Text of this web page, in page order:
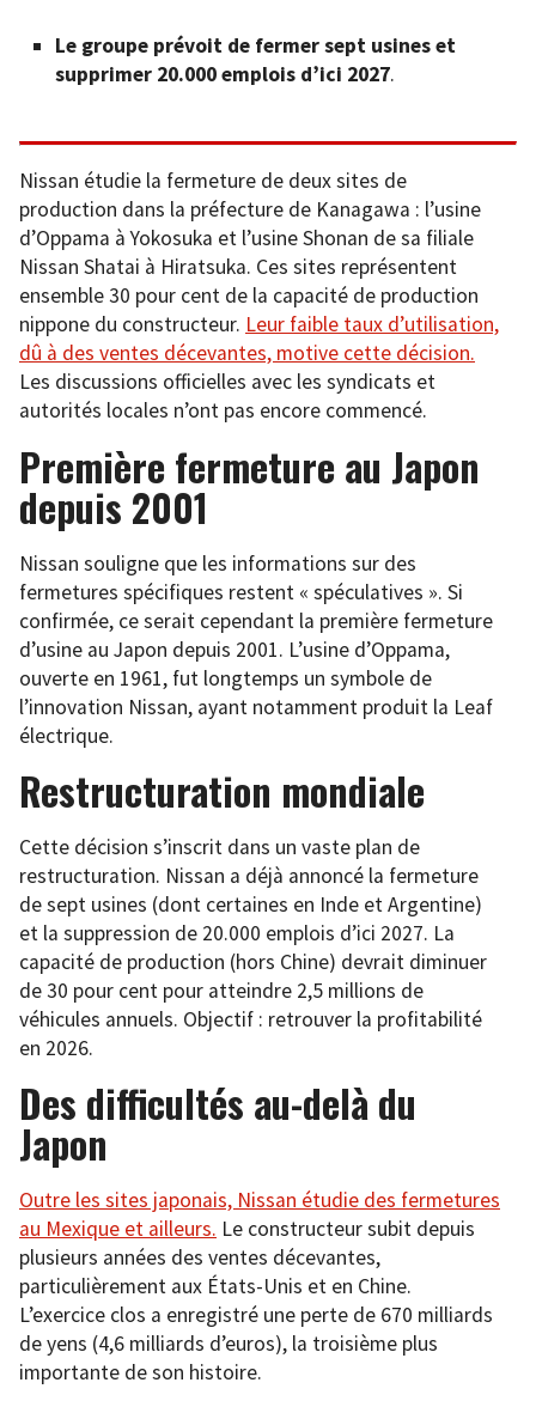
Le groupe prévoit de fermer sept usines et
supprimer 20.000 emplois d’ici 2027.
Nissan étudie la fermeture de deux sites de
production dans la préfecture de Kanagawa : l’usine
d’Oppama à Yokosuka et l’usine Shonan de sa filiale
Nissan Shatai à Hiratsuka. Ces sites représentent
ensemble 30 pour cent de la capacité de production
nippone du constructeur. Leur faible taux d’utilisation,
dû à des ventes décevantes, motive cette décision.
Les discussions officielles avec les syndicats et
autorités locales n’ont pas encore commencé.
Première fermeture au Japon
depuis 2001
Nissan souligne que les informations sur des
fermetures spécifiques restent « spéculatives ». Si
confirmée, ce serait cependant la première fermeture
d’usine au Japon depuis 2001. L’usine d’Oppama,
ouverte en 1961, fut longtemps un symbole de
l’innovation Nissan, ayant notamment produit la Leaf
électrique.
Restructuration mondiale
Cette décision s’inscrit dans un vaste plan de
restructuration. Nissan a déjà annoncé la fermeture
de sept usines (dont certaines en Inde et Argentine)
et la suppression de 20.000 emplois d’ici 2027. La
capacité de production (hors Chine) devrait diminuer
de 30 pour cent pour atteindre 2,5 millions de
véhicules annuels. Objectif : retrouver la profitabilité
en 2026.
Des difficultés au-delà du
Japon
Outre les sites japonais, Nissan étudie des fermetures
au Mexique et ailleurs. Le constructeur subit depuis
plusieurs années des ventes décevantes,
particulièrement aux États-Unis et en Chine.
L’exercice clos a enregistré une perte de 670 milliards
de yens (4,6 milliards d’euros), la troisième plus
importante de son histoire.